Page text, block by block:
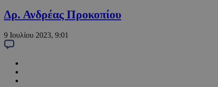
Δρ. Ανδρέας Προκοπίου
9 Ιουλίου 2023, 9:01